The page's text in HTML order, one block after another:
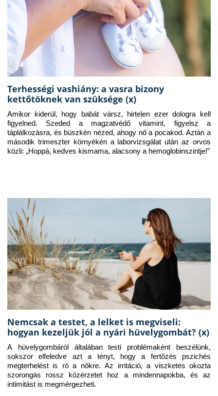
Terhességi vashiány: a vasra bizony
kettőtöknek van szüksége (x)
Amikor kiderül, hogy babát vársz, hirtelen ezer dologra kell
figyelned. Szeded a magzatvédő vitamint, figyelsz a
táplálkozásra, és büszkén nézed, ahogy nő a pocakod. Aztán a
második trimeszter környékén a laborvizsgálat után az orvos
közli: „Hoppá, kedves kismama, alacsony a hemoglobinszintje!”
Nemcsak a testet, a lelket is megviseli:
hogyan kezeljük jól a nyári hüvelygombát? (x)
A hüvelygombáról általában testi problémaként beszélünk,
sokszor elfeledve azt a tényt, hogy a fertőzés pszichés
megterhelést is ró a nőkre. Az irritáció, a viszketés okozta
szorongás rossz közérzetet hoz a mindennapokba, és az
intimitást is megmérgezheti.